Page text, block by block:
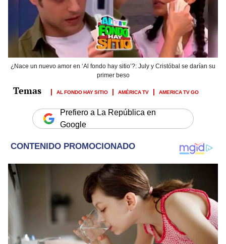
¿Nace un nuevo amor en ‘Al fondo hay sitio’?: July y Cristóbal se darían su
primer beso
AL FONDO HAY SITIO AMÉRICA TV AMERICA TV GO
Prefiero a La República en
Google